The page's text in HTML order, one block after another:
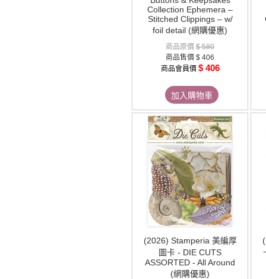
Collection Ephemera –
Stitched Clippings – w/
foil detail (網購優惠)
商品原價 $ 580
商品售價 $ 406
商品會員價 $ 406
加入購物車
(2026) Stamperia 美編厚
圖卡 - DIE CUTS
ASSORTED - All Around
(網購優惠)